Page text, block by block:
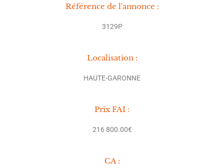
Référence de l'annonce :
3129P
Localisation :
HAUTE-GARONNE
Prix FAI :
216 800.00€
CA :